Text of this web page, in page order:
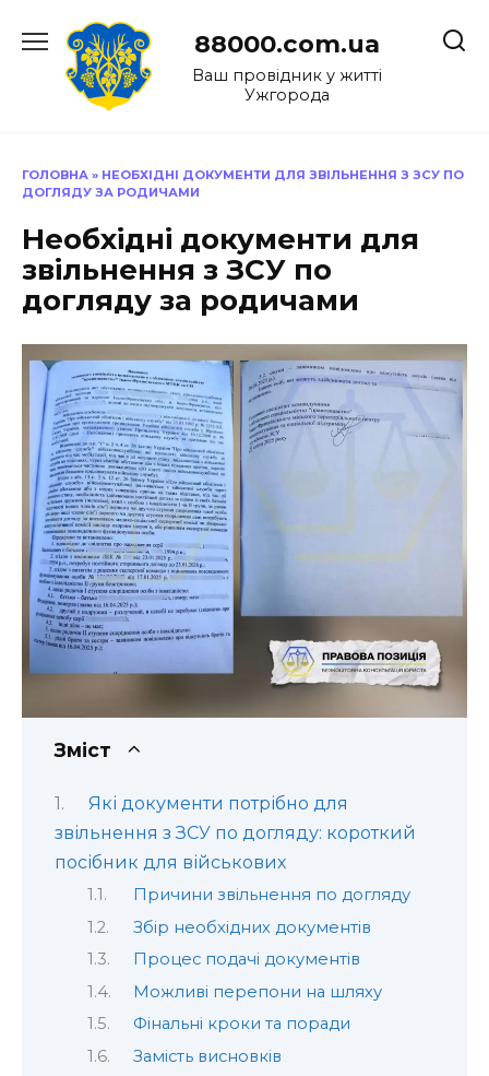
до
88000.com.ua
Ваш провідник у житті
Ужгорода
ГОЛОВНА » НЕОБХІДНІ ДОКУМЕНТИ ДЛЯ ЗВІЛЬНЕННЯ З ЗСУ ПО
ДОГЛЯДУ ЗА РОДИЧАМИ
Необхідні документи для
звільнення з ЗСУ по
догляду за родичами
Зміст
Які документи потрібно для
звільнення з ЗСУ по догляду: короткий
посібник для військових
Причини звільнення по догляду
Збір необхідних документів
Процес подачі документів
Можливі перепони на шляху
Фінальні кроки та поради
Замість висновків